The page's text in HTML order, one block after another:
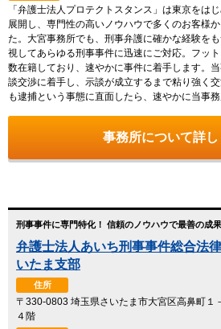
「弁護士法人プロテクトスタンス」は東京をは
展開し、専門性の高いノウハウで多くのお客様
た。大宮事務所でも、刑事弁護に確かな経験を
視してあらゆる刑事事件に迅速にご対応。フッ
数在籍しており、速やかに事件に着手します。
談交渉に着手し、示談が成立するまで粘り強く
も逮捕という事態に直面したら、速やかに当事
事務所について詳し
刑事事件に専門特化！ 信頼のノウハウで最善の成
弁護士法人あいち刑事事件総合法
いたま支部
住所
〒330-0803 埼玉県さいたま市大宮区高鼻町
４階